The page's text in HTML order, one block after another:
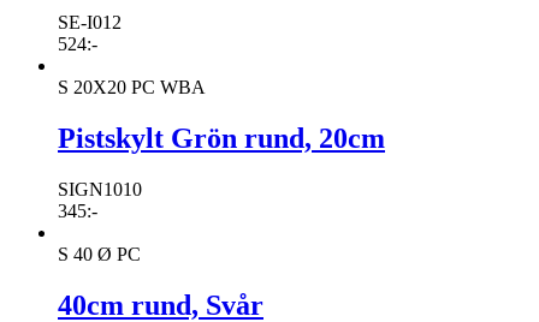
SE-I012
524:-
S 20X20 PC WBA
Pistskylt Grön rund, 20cm
SIGN1010
345:-
S 40 Ø PC
40cm rund, Svår